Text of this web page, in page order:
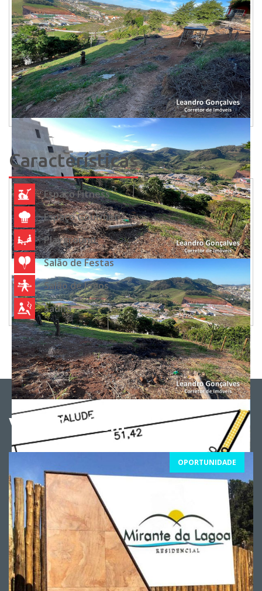
Características
Espaço Fitness
Espaço Gourmet
Playground
Salão de Festas
Salão de Jogos
Sauna
Veja Também
OPORTUNIDADE